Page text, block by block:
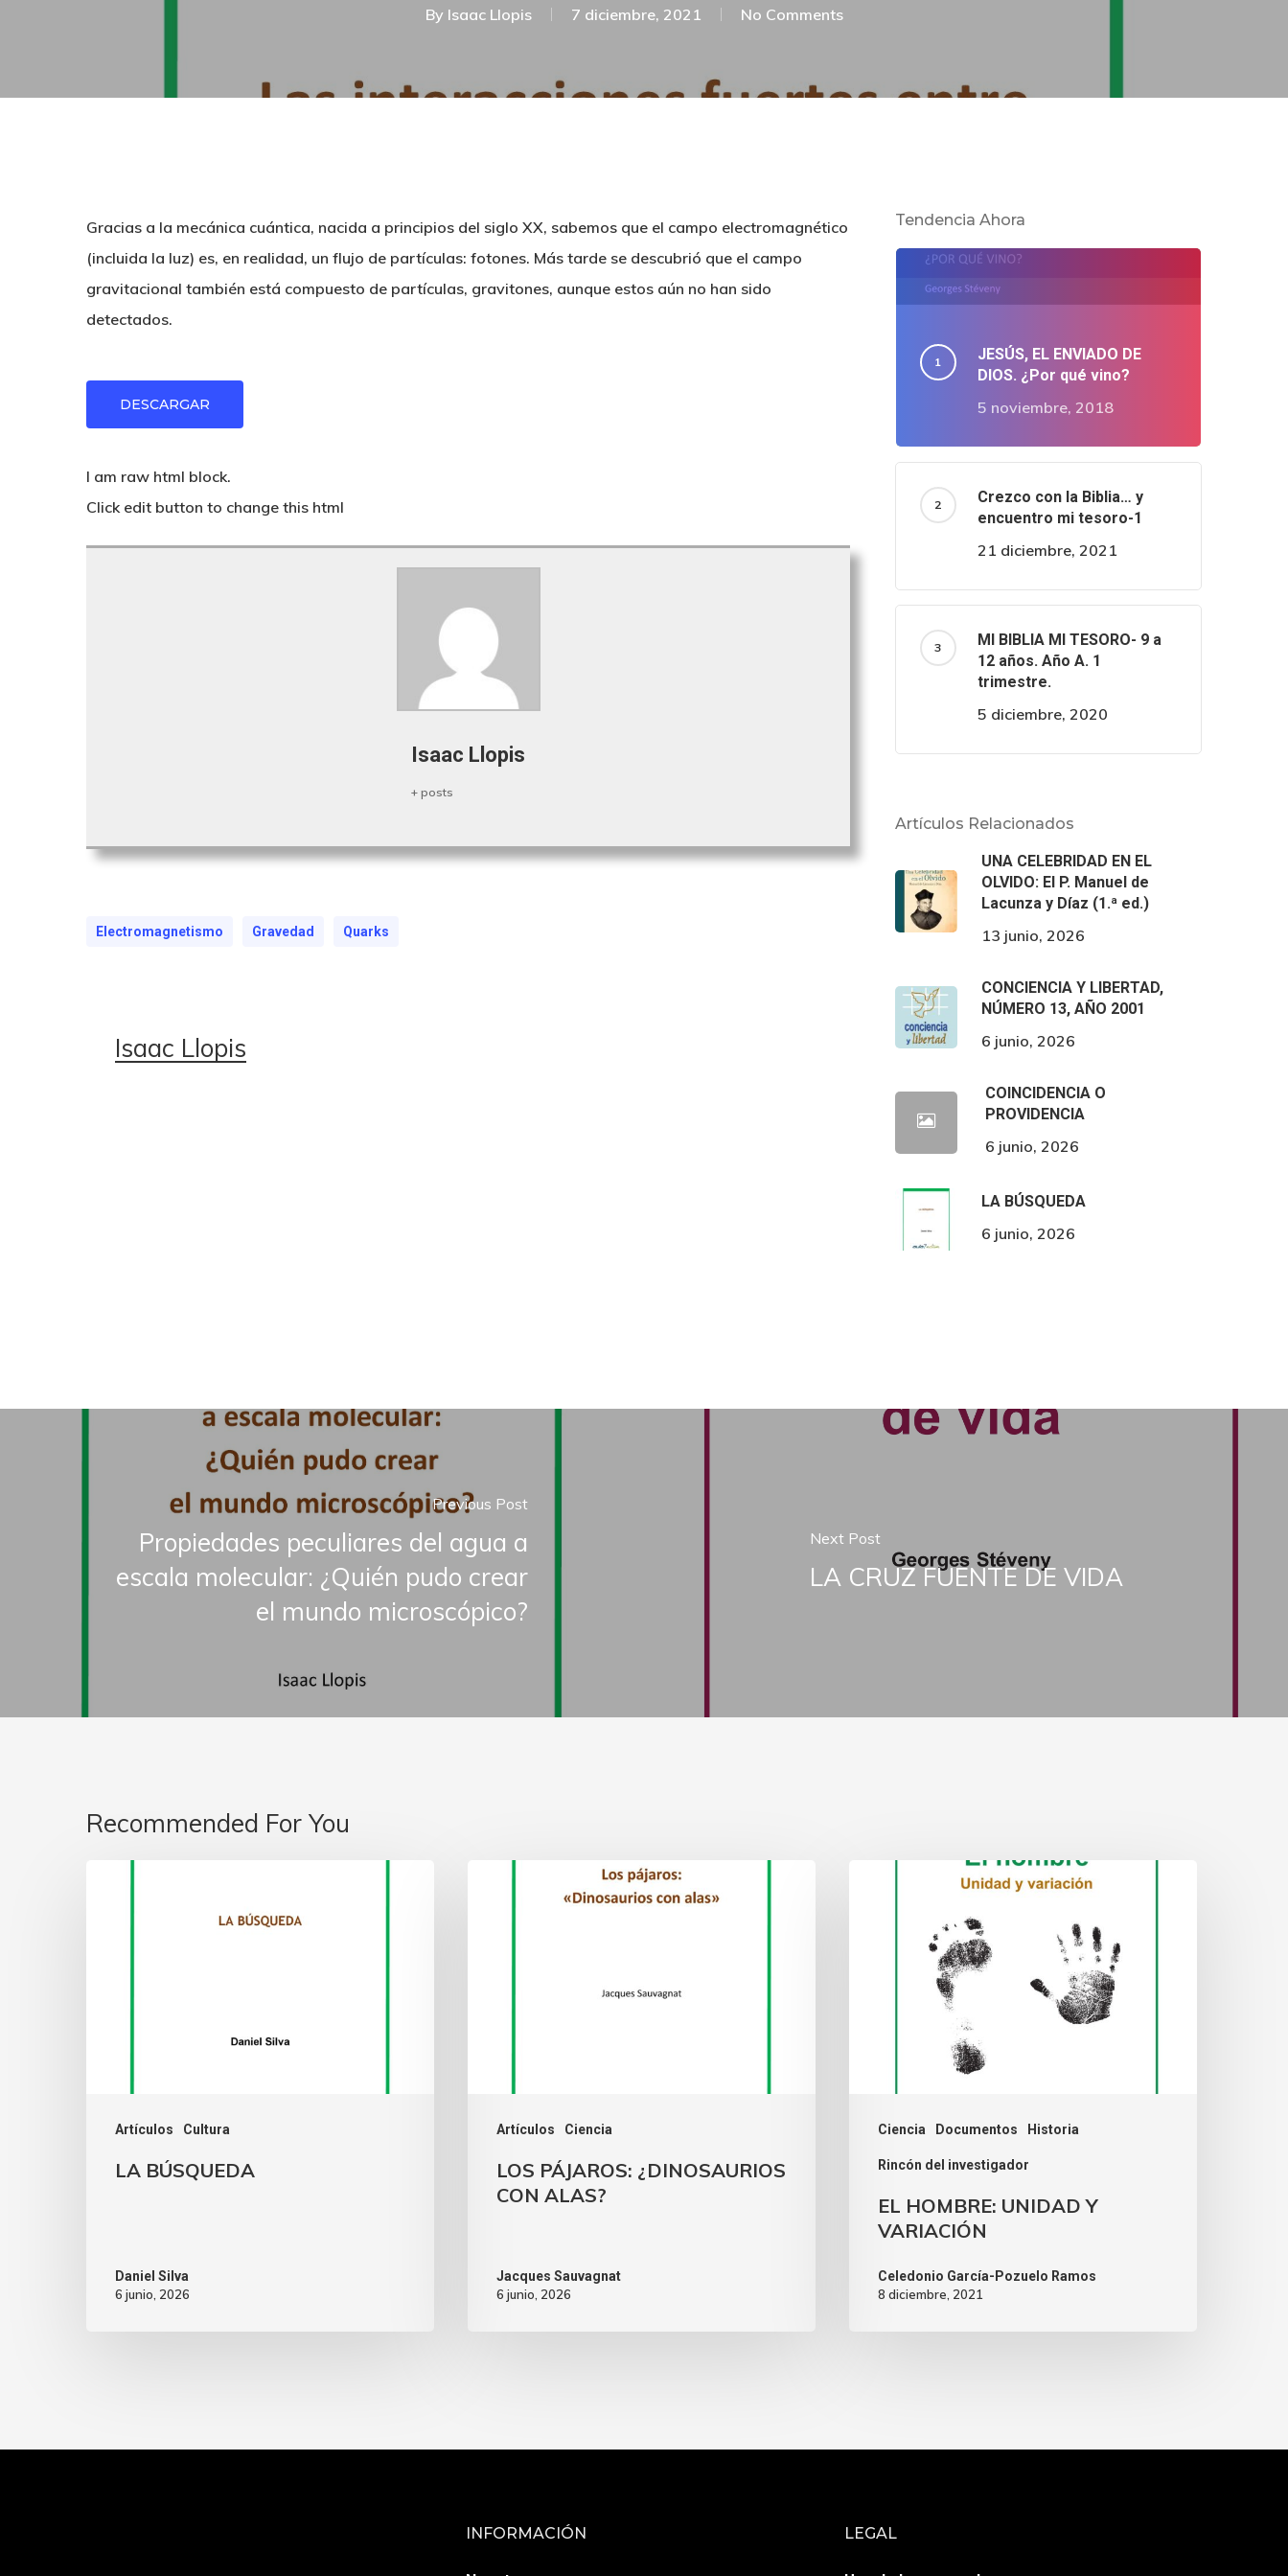
By Isaac Llopis 7 diciembre, 2021 No Comments
Gracias a la mecánica cuántica, nacida a principios del siglo XX, sabemos que el campo electromagnético
(incluida la luz) es, en realidad, un flujo de partículas: fotones. Más tarde se descubrió que el campo
gravitacional también está compuesto de partículas, gravitones, aunque estos aún no han sido
detectados.
DESCARGAR
I am raw html block.
Click edit button to change this html
Isaac Llopis
+ posts
Electromagnetismo Gravedad Quarks
Isaac Llopis
Tendencia Ahora
JESÚS, EL ENVIADO DE
DIOS. ¿Por qué vino?
5 noviembre, 2018
Crezco con la Biblia… y
encuentro mi tesoro-1
21 diciembre, 2021
MI BIBLIA MI TESORO- 9 a
12 años. Año A. 1
trimestre.
5 diciembre, 2020
Artículos Relacionados
UNA CELEBRIDAD EN EL
OLVIDO: El P. Manuel de
Lacunza y Díaz (1.ª ed.)
13 junio, 2026
CONCIENCIA Y LIBERTAD,
NÚMERO 13, AÑO 2001
6 junio, 2026
COINCIDENCIA O
PROVIDENCIA
6 junio, 2026
LA BÚSQUEDA
6 junio, 2026
Previous Post
Propiedades peculiares del agua a
escala molecular: ¿Quién pudo crear
el mundo microscópico?
Next Post
LA CRUZ FUENTE DE VIDA
Recommended For You
Artículos Cultura
LA BÚSQUEDA
Daniel Silva
6 junio, 2026
Artículos Ciencia
LOS PÁJAROS: ¿DINOSAURIOS
CON ALAS?
Jacques Sauvagnat
6 junio, 2026
Ciencia Documentos Historia
Rincón del investigador
EL HOMBRE: UNIDAD Y
VARIACIÓN
Celedonio García-Pozuelo Ramos
8 diciembre, 2021
INFORMACIÓN LEGAL